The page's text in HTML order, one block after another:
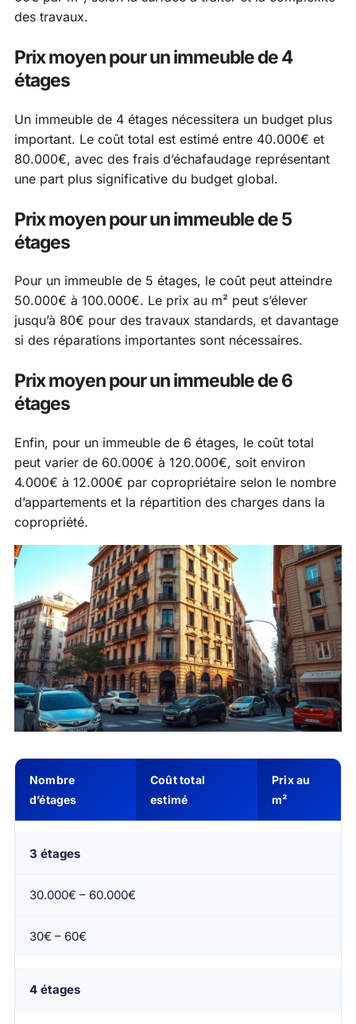
des travaux.
Prix moyen pour un immeuble de 4
étages
Un immeuble de 4 étages nécessitera un budget plus
important. Le coût total est estimé entre 40.000€ et
80.000€, avec des frais d’échafaudage représentant
une part plus significative du budget global.
Prix moyen pour un immeuble de 5
étages
Pour un immeuble de 5 étages, le coût peut atteindre
50.000€ à 100.000€. Le prix au m² peut s’élever
jusqu’à 80€ pour des travaux standards, et davantage
si des réparations importantes sont nécessaires.
Prix moyen pour un immeuble de 6
étages
Enfin, pour un immeuble de 6 étages, le coût total
peut varier de 60.000€ à 120.000€, soit environ
4.000€ à 12.000€ par copropriétaire selon le nombre
d’appartements et la répartition des charges dans la
copropriété.
Nombre
d’étages
Coût total
estimé
Prix au
m²
3 étages
30.000€ – 60.000€
30€ – 60€
4 étages